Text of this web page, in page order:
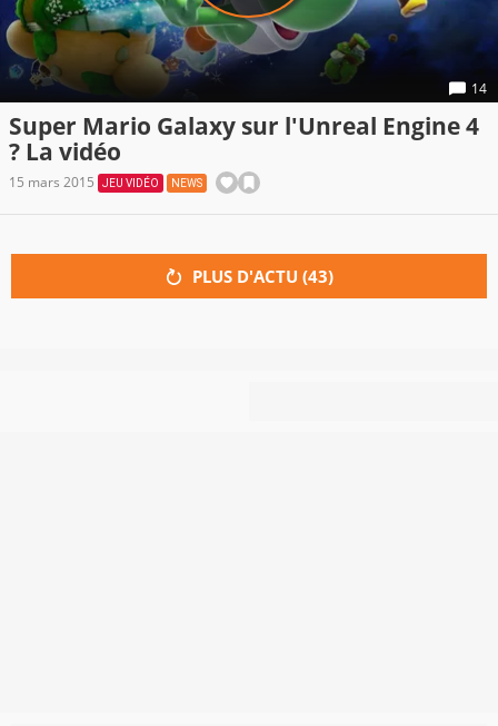
14
Super Mario Galaxy sur l'Unreal Engine 4
? La vidéo
15 mars 2015 JEU VIDÉO NEWS
PLUS D'ACTU (43)